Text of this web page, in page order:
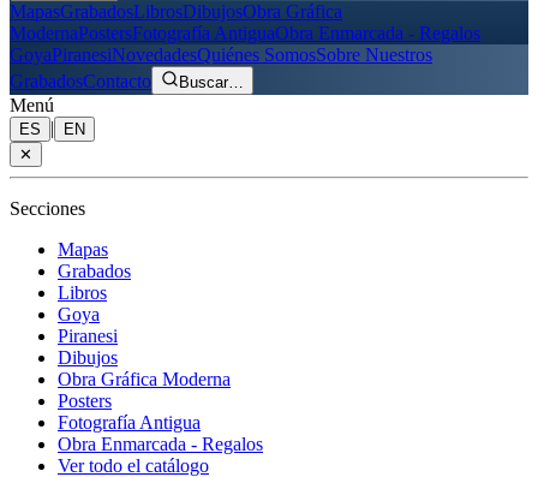
MapasGrabadosLibrosDibujosObra Gráfica
ModernaPostersFotografía AntiguaObra Enmarcada - Regalos
GoyaPiranesiNovedadesQuiénes SomosSobre Nuestros
GrabadosContacto Buscar…
Menú
ES |
EN
✕
Secciones
Mapas
Grabados
Libros
Goya
Piranesi
Dibujos
Obra Gráfica Moderna
Posters
Fotografía Antigua
Obra Enmarcada - Regalos
Ver todo el catálogo